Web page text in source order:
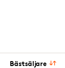
Bästsäljare